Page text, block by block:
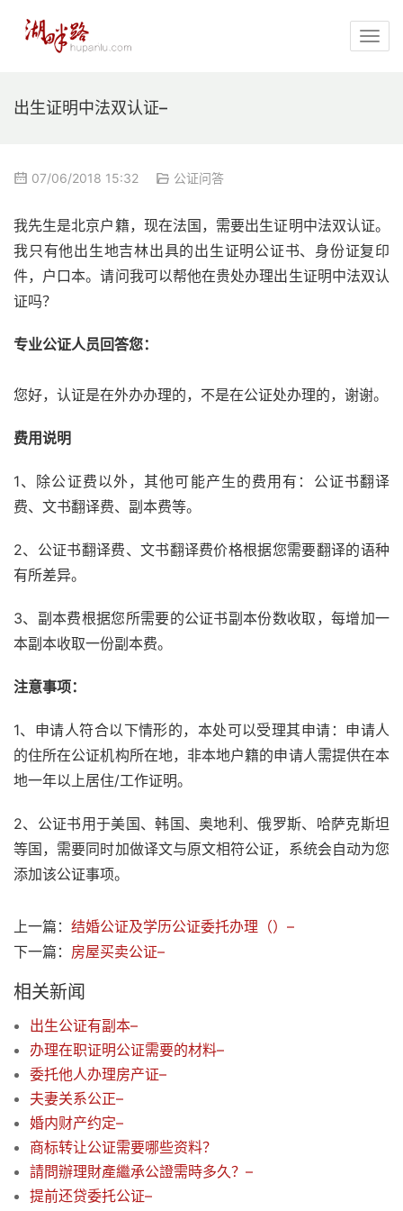
出生证明中法双认证–
07/06/2018 15:32 公证问答
我先生是北京户籍，现在法国，需要出生证明中法双认证。
我只有他出生地吉林出具的出生证明公证书、身份证复印
件，户口本。请问我可以帮他在贵处办理出生证明中法双认
证吗？
专业公证人员回答您：
您好，认证是在外办办理的，不是在公证处办理的，谢谢。
费用说明
1、除公证费以外，其他可能产生的费用有：公证书翻译
费、文书翻译费、副本费等。
2、公证书翻译费、文书翻译费价格根据您需要翻译的语种
有所差异。
3、副本费根据您所需要的公证书副本份数收取，每增加一
本副本收取一份副本费。
注意事项：
1、申请人符合以下情形的，本处可以受理其申请：申请人
的住所在公证机构所在地，非本地户籍的申请人需提供在本
地一年以上居住/工作证明。
2、公证书用于美国、韩国、奥地利、俄罗斯、哈萨克斯坦
等国，需要同时加做译文与原文相符公证，系统会自动为您
添加该公证事项。
上一篇： 结婚公证及学历公证委托办理（）–
下一篇： 房屋买卖公证–
相关新闻
出生公证有副本–
办理在职证明公证需要的材料–
委托他人办理房产证–
夫妻关系公正–
婚内财产约定–
商标转让公证需要哪些资料？
請問辦理財產繼承公證需時多久？–
提前还贷委托公证–